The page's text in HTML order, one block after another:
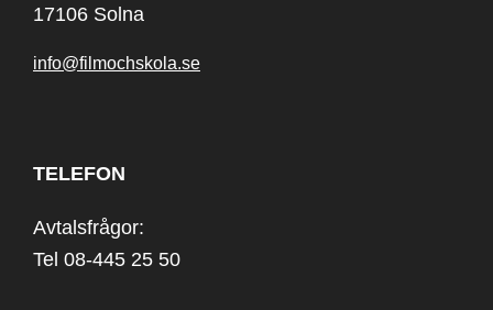
17106 Solna
info@filmochskola.se
TELEFON
Avtalsfrågor:
Tel 08-445 25 50